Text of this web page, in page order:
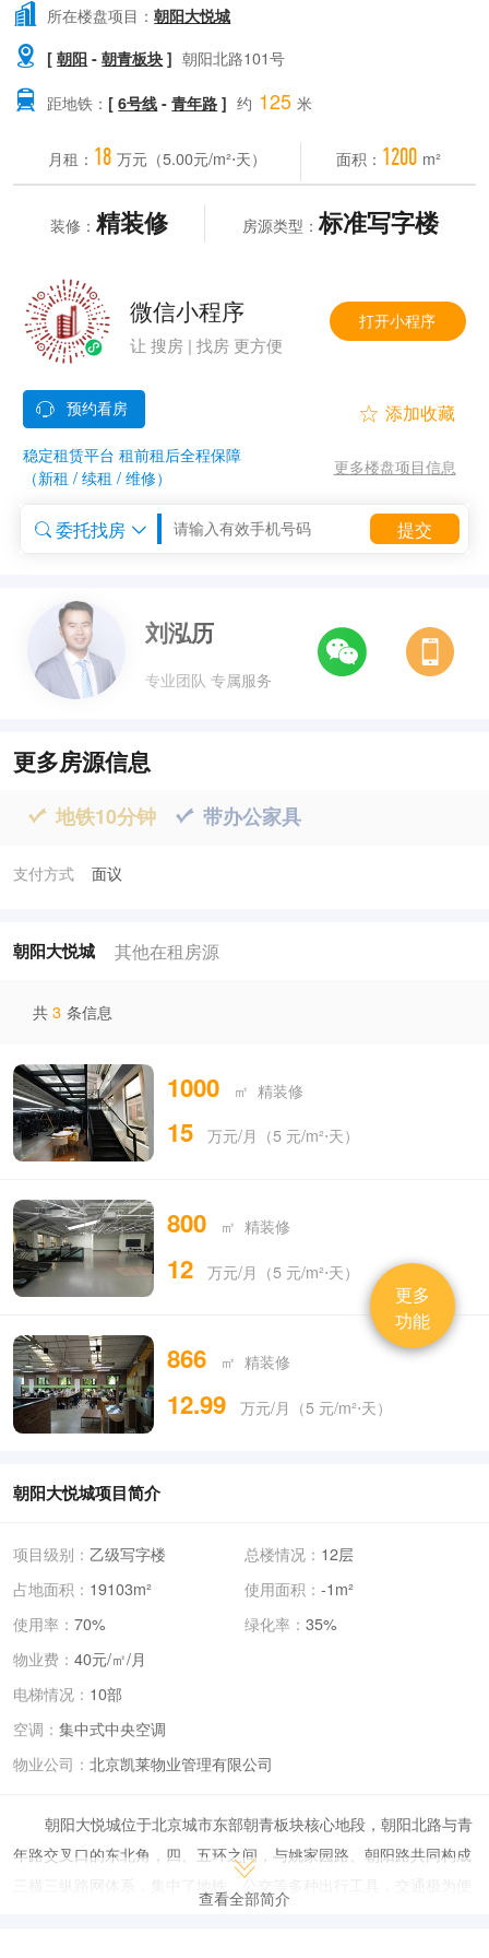

 所在楼盘项目：朝阳大悦城
 [朝阳 -朝青板块 ] 朝阳北路101号
 距地铁： [6号线 -青年路 ] 约 125 米
月租： 18 万元（5.00元/m²⋅天） 面积： 1200 m²
装修： 精装修 房源类型：标准写字楼
微信小程序
让 搜房 | 找房 更方便
打开小程序
稳定租赁平台 租前租后全程保障
（新租 / 续租 / 维修）

更多楼盘项目信息
 委托找房  提交
刘泓历
专业团队 专属服务
更多房源信息
 地铁10分钟  带办公家具
支付方式 面议
朝阳大悦城 其他在租房源
共 3 条信息
1000 ㎡ 精装修
15 万元/月（5 元/m²⋅天）
800 ㎡ 精装修
12 万元/月（5 元/m²⋅天）
866 ㎡ 精装修
12.99 万元/月（5 元/m²⋅天）
朝阳大悦城项目简介
项目级别： 乙级写字楼 总楼情况： 12层
占地面积： 19103m² 使用面积： -1m²
使用率： 70% 绿化率： 35%
物业费： 40元/㎡/月
电梯情况： 10部
空调： 集中式中央空调
物业公司： 北京凯莱物业管理有限公司
朝阳大悦城位于北京城市东部朝青板块核心地段，朝阳北路与青
年路交叉口的东北角，四、五环之间，与姚家园路、朝阳路共同构成
三横三纵路网体系，集中了地铁、公交等多种出行工具，交通极为便
查看全部简介
更多
功能